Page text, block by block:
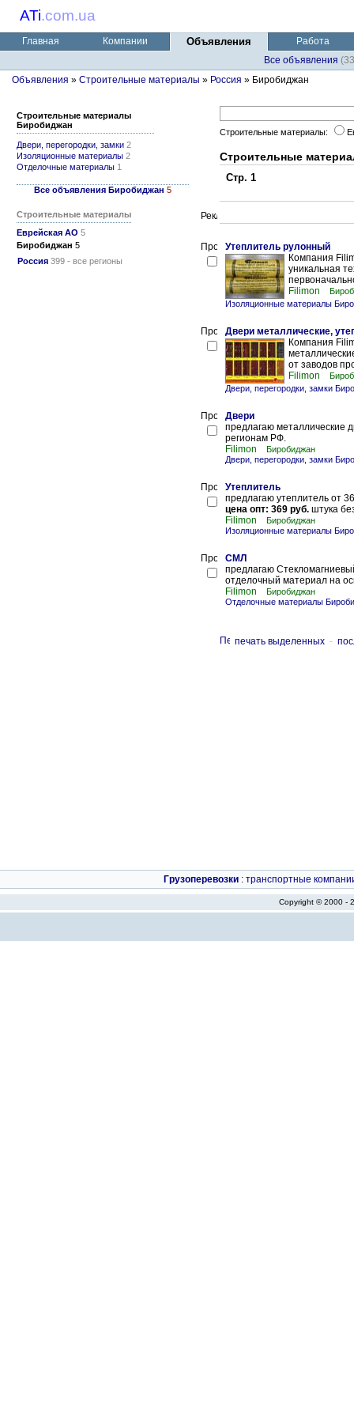
ATi.com.ua
Главная Компании Объявления
Работа
Все объявления
Объявления » Строительные материалы » Россия » Биробиджан
Строительные материалы
Биробиджан
Двери, перегородки, замки 2
Изоляционные материалы 2
Отделочные материалы 1
Все объявления Биробиджан 5
Строительные материалы
Еврейская АО 5
Биробиджан 5
Россия 399 - все регионы
Строительные материалы:
Строительные
Стр. 1
Утеплитель рулонный
Компания
уникальная
Filimon
Изоляционные материалы
Двери металлические,
Компания
от заводов
Filimon
Двери, перегородки, замки
Двери
предлагаю металлические
регионам РФ.
Filimon
Биробиджан
Двери, перегородки, замки
Утеплитель
предлагаю утеплитель от
цена опт: 369 руб. штука
Filimon
Биробиджан
Изоляционные материалы
СМЛ
предлагаю
отделочный материал на
Filimon
Биробиджан
Отделочные материалы
печать выделенных -
Грузоперевозки : транспортные
Copyright © 2000 -